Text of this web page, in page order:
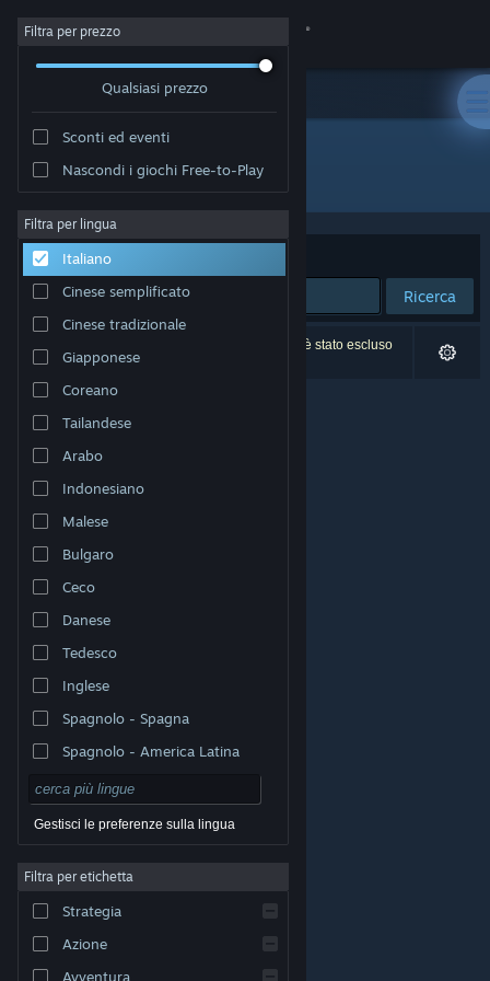
Accedi
Informazioni
Assistenza
Cambia la lingua
Ottieni l'app mobile di Steam
Visualizza il sito web per desktop
appartengono ai rispettivi proprietari negli Stati Uniti e
legali|
Steam| Rimborsi|
Filtra per prezzo
Qualsiasi prezzo
Sconti ed eventi
Nascondi i giochi Free-to-Play
Filtra per lingua
Italiano
Cinese semplificato
Cinese tradizionale
Giapponese
Coreano
Tailandese
Arabo
Indonesiano
Malese
Bulgaro
Ceco
Danese
Tedesco
Inglese
Spagnolo - Spagna
Spagnolo - America Latina
Gestisci le preferenze sulla lingua
Filtra per etichetta
Strategia
Azione
Avventura
Sviluppatore: brokenbyte
Ordina per Rilevanza
Ricerca
0 risultati corrispondono alla tua ricerca. 1 titolo è stato escluso
in base alle tue preferenze.